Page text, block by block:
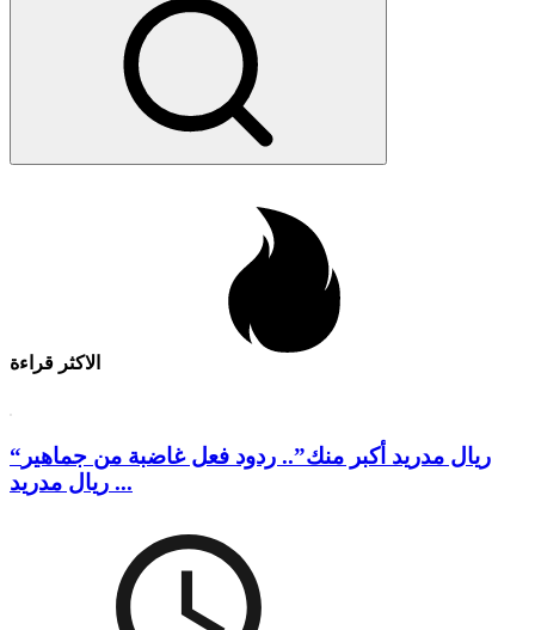
الاكثر قراءة
“ريال مدريد أكبر منك”.. ردود فعل غاضبة من جماهير
ريال مدريد ...